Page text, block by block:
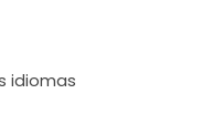
idiomas